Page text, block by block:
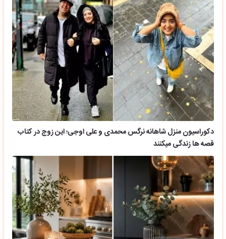
دکوراسیون منزل شاهانه نرگس محمدی و علی اوجی؛ این زوج در کتاب
قصه ها زندگی میکنند